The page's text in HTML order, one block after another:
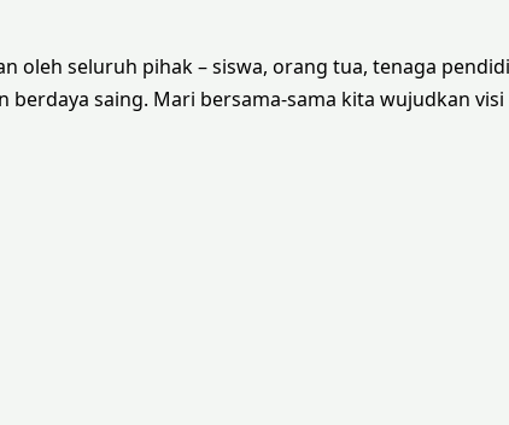
oleh seluruh pihak – siswa, orang tua, tenaga
saing. Mari bersama-sama kita wujudkan